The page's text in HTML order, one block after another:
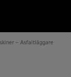
– Asfaltläggare